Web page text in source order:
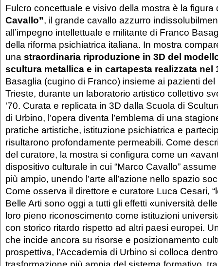
Fulcro concettuale e visivo della mostra è la figura
Cavallo”, il grande cavallo azzurro
all’impegno intellettuale e militante di Franco
della riforma psichiatrica italiana. In mostra
una straordinaria riproduzione in 3D del
scultura metallica e in cartapesta realizzata nel
Basaglia (cugino di Franco) insieme ai pazienti
Trieste, durante un laboratorio artistico collettivo
‘70. Curata e replicata in 3D dalla Scuola di
di Urbino, l’opera diventa l’emblema di una
pratiche artistiche, istituzione psichiatrica e
risultarono profondamente permeabili. Come
del curatore, la mostra si configura come un
dispositivo culturale in cui “Marco Cavallo”
più ampio, unendo l’arte all’azione nello spazio
Come osserva il direttore e curatore Luca Cesari,
Belle Arti sono oggi a tutti gli effetti «università
loro pieno riconoscimento come istituzioni
con storico ritardo rispetto ad altri paesi europei.
che incide ancora su risorse e posizionamento
prospettiva, l’Accademia di Urbino si colloca